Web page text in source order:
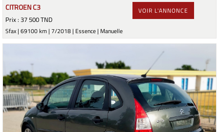
CITROEN C3
Prix : 37 500 TND
Sfax | 69100 km | 7/2018 | Essence | Manuelle
VOIR L'ANNONCE